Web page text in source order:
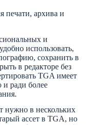
печати, архива и
и
использовать,
сохранить в
в редакторе без
TGA имеет
и ради более
нужно в нескольких
ассет в TGA, но